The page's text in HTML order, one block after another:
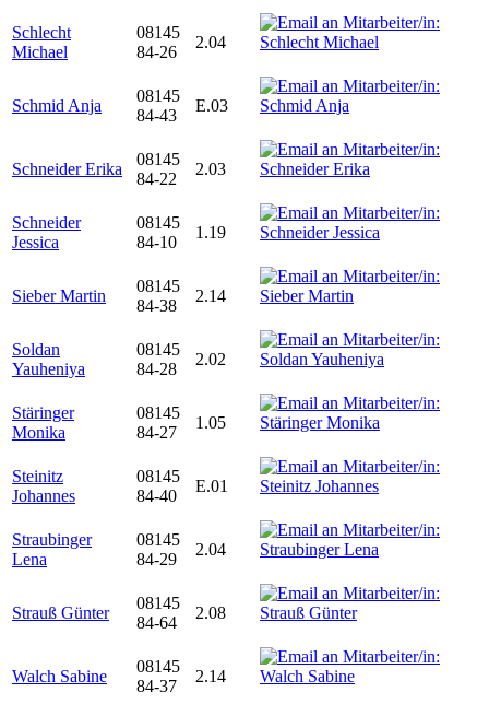
Schlecht
Michael
08145
84-26
2.04
Schmid Anja
08145
84-43
E.03
Schneider Erika
08145
84-22
2.03
Schneider
Jessica
08145
84-10
1.19
Sieber Martin
08145
84-38
2.14
Soldan
Yauheniya
08145
84-28
2.02
Stäringer
Monika
08145
84-27
1.05
Steinitz
Johannes
08145
84-40
E.01
Straubinger
Lena
08145
84-29
2.04
Strauß Günter
08145
84-64
2.08
Walch Sabine
08145
84-37
2.14